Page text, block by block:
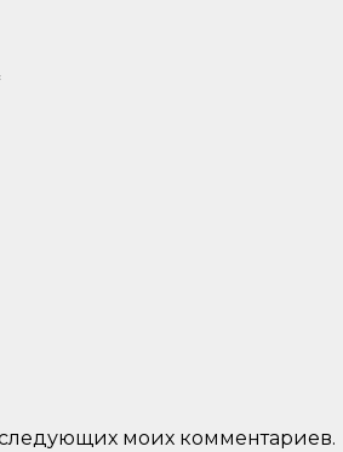
моих комментариев.